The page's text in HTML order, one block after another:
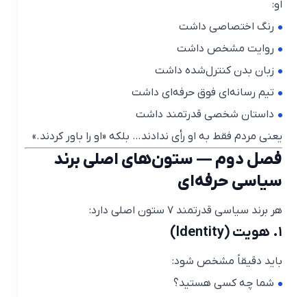
رنگ اختصاصی داشت
روایت مشخص داشت
زبان بدن کنترل‌شده داشت
تیم رسانه‌ای فوق حرفه‌ای داشت
داستان شخصی قدرتمند داشت
یعنی مردم فقط به او رأی ندادند… بلکه «او را باور کردند.»
فصل دوم — ستون‌های اصلی برند
سیاسی حرفه‌ای
هر برند سیاسی قدرتمند ۷ ستون اصلی دارد:
باید دقیقاً مشخص شود:
شما چه کسی هستید؟